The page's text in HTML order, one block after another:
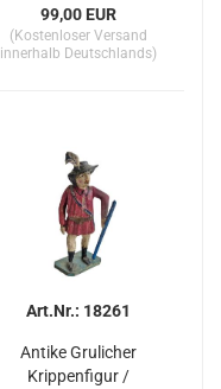
99,00 EUR
(Kostenloser Versand
innerhalb Deutschlands)
Art.Nr.: 18261
Antike Grulicher
Krippenfigur /